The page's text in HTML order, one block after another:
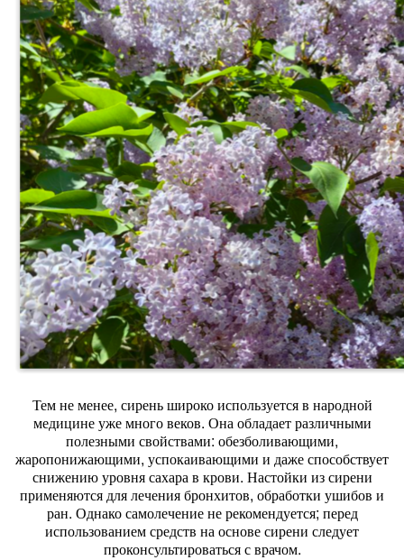
Тем не менее, сирень широко используется в народной
медицине уже много веков. Она обладает различными
полезными свойствами: обезболивающими,
жаропонижающими, успокаивающими и даже способствует
снижению уровня сахара в крови. Настойки из сирени
применяются для лечения бронхитов, обработки ушибов и
ран. Однако самолечение не рекомендуется; перед
использованием средств на основе сирени следует
проконсультироваться с врачом.